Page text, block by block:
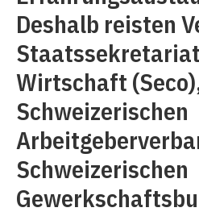
Deshalb reisten
Wirtschaft
Schweizerischen
Schweizerischen